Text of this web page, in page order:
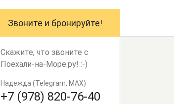
Звоните и бронируйте!
Скажите, что звоните с
Поехали-на-Море.ру! :-)
Надежда (Telegram, МАХ)
+7 (978) 820-76-40